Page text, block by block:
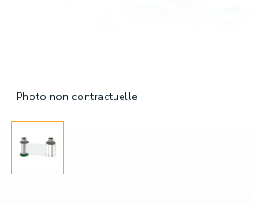
Photo non contractuelle